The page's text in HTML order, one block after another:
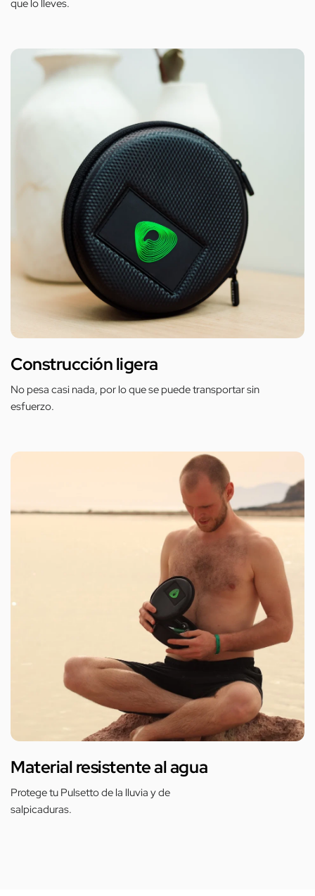
que lo lleves.
Construcción ligera
No pesa casi nada, por lo que se puede transportar sin
esfuerzo.
Material resistente al agua
Protege tu Pulsetto de la lluvia y de
salpicaduras.